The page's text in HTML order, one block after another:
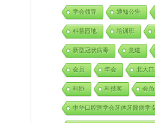
学会领导 通知公告
科普园地 培训班
新型冠状病毒 党建
会员 年会 北大
科协 科技奖 会员
中华口腔医学会牙体牙髓病学